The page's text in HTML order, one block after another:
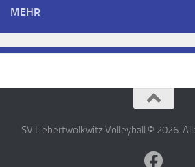
MEHR
SV Liebertwolkwitz Volleyball © 2026.